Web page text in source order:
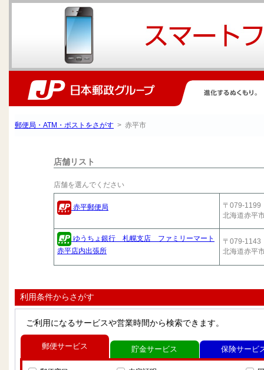
郵便局・ATM・ポストをさがす > 赤平市
店舗リスト
店舗を選んでください
赤平郵便局
〒079-1199
北海道赤平
ゆうちょ銀行 札幌支店 ファミリーマート
赤平店内出張所
〒079-1143
北海道赤平
利用条件からさがす
ご利用になるサービスや営業時間から検索できます。
郵便サービス 貯金サービス 保険サービ